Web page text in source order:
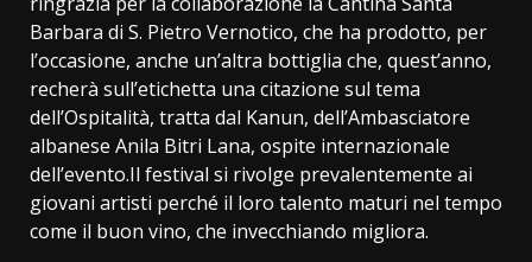
Barbara di S. Pietro Vernotico, che ha prodotto, per
l’occasione, anche un’altra bottiglia che, quest’anno,
recherà sull’etichetta una citazione sul tema
dell’Ospitalità, tratta dal Kanun, dell’Ambasciatore
albanese Anila Bitri Lana, ospite internazionale
dell’evento.Il festival si rivolge prevalentemente ai
giovani artisti perché il loro talento maturi nel tempo
come il buon vino, che invecchiando migliora.